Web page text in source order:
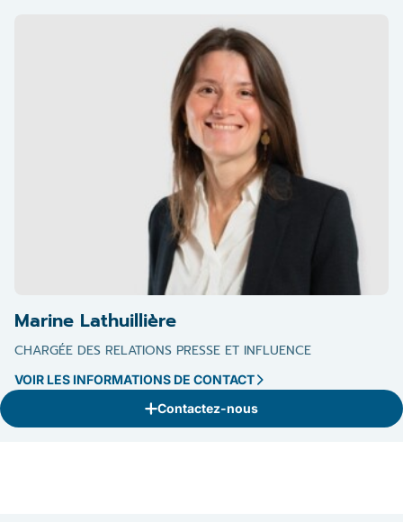
Marine Lathuillière
CHARGÉE DES RELATIONS PRESSE ET INFLUENCE
VOIR LES INFORMATIONS DE CONTACT
Contactez-nous